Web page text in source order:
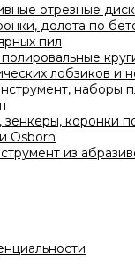
отрезные
долота по
пил
лобзиков и
наборы
зенкеры, коронки
Osborn
из